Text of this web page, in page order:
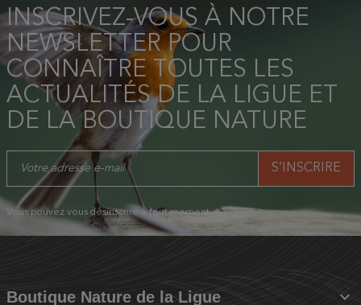
INSCRIVEZ-VOUS À NOTRE
NEWSLETTER POUR
CONNAÎTRE TOUTES LES
ACTUALITÉS DE LA LIGUE ET
DE LA BOUTIQUE NATURE
Vous pouvez vous désinscrire à tout moment.
Boutique Nature de la Ligue 